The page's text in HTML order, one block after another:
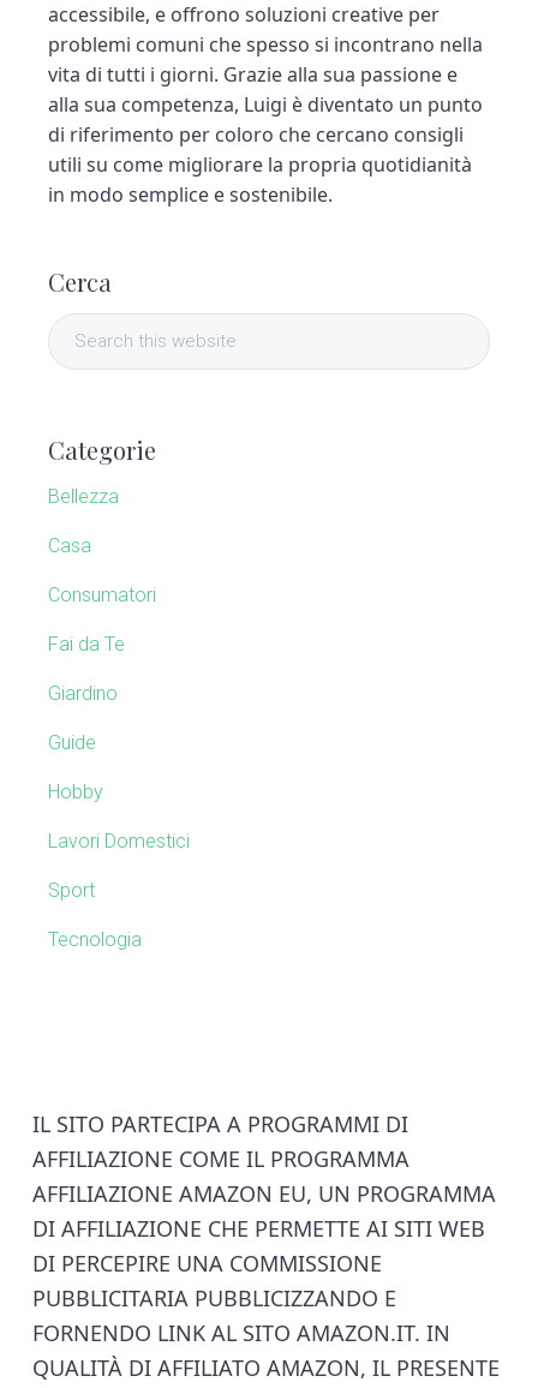
accessibile, e offrono soluzioni creative per
problemi comuni che spesso si incontrano nella
vita di tutti i giorni. Grazie alla sua passione e
alla sua competenza, Luigi è diventato un punto
di riferimento per coloro che cercano consigli
utili su come migliorare la propria quotidianità
in modo semplice e sostenibile.
a
S
d
e
b
a
Cerca
S
e
c
t
h
s
e
b
i
Categorie
Bellezza
Casa
Consumatori
Fai da Te
Giardino
Guide
Hobby
Lavori Domestici
Sport
Tecnologia
IL SITO PARTECIPA A PROGRAMMI DI
AFFILIAZIONE COME IL PROGRAMMA
AFFILIAZIONE AMAZON EU, UN PROGRAMMA
DI AFFILIAZIONE CHE PERMETTE AI SITI WEB
DI PERCEPIRE UNA COMMISSIONE
PUBBLICITARIA PUBBLICIZZANDO E
FORNENDO LINK AL SITO AMAZON.IT. IN
QUALITÀ DI AFFILIATO AMAZON, IL PRESENTE